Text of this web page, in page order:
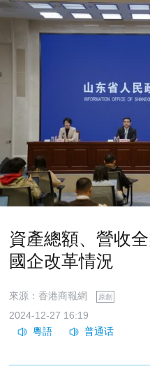
資產總額、營收
國企改革情況
來源：香港商報網 原創
2024-12-27 16:19